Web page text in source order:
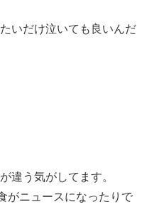
いだけ泣いても良いんだ
違う気がしてます。
がニュースになったりで